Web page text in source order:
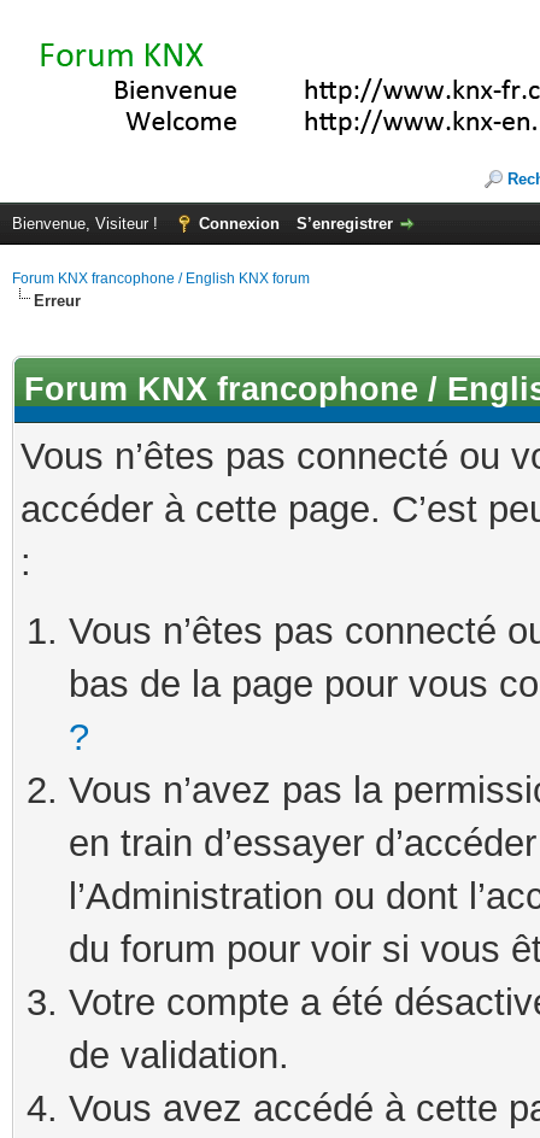
Bienvenue, Visiteur ! Connexion S’enregistrer
Forum KNX francophone / English KNX forum
Erreur
Forum KNX francophone /
Vous n’êtes pas connecté ou
accéder à cette page. C’est
:
Vous n’êtes pas connecté
bas de la page pour vous
?
Vous n’avez pas la
en train d’essayer
l’Administration ou dont
du forum pour voir si vous
Votre compte a été
de validation.
Vous avez accédé à cette